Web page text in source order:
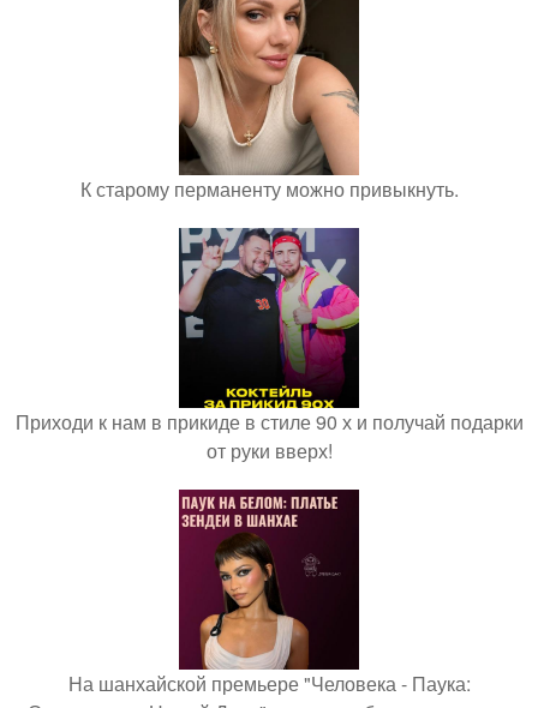
К старому перманенту можно привыкнуть.
Приходи к нам в прикиде в стиле 90 х и получай подарки
от руки вверх!
На шанхайской премьере "Человека - Паука: